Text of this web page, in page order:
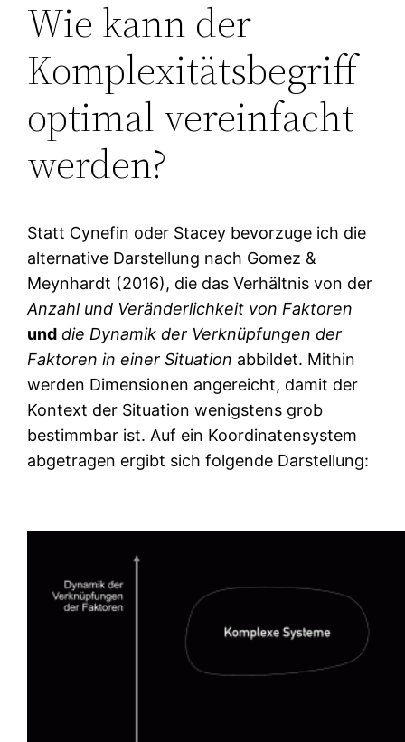
Wie kann der
Komplexitätsbegriff
optimal vereinfacht
werden?
Statt Cynefin oder Stacey bevorzuge ich die
alternative Darstellung nach Gomez &
Meynhardt (2016), die das Verhältnis von der
Anzahl und Veränderlichkeit von Faktoren
und die Dynamik der Verknüpfungen der
Faktoren in einer Situation abbildet. Mithin
werden Dimensionen angereicht, damit der
Kontext der Situation wenigstens grob
bestimmbar ist. Auf ein Koordinatensystem
abgetragen ergibt sich folgende Darstellung: